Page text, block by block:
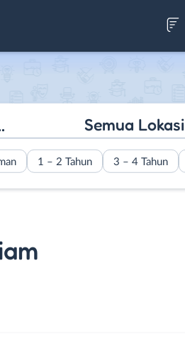
Semua Lokasi
1 – 2 Tahun 3 – 4 Tahun